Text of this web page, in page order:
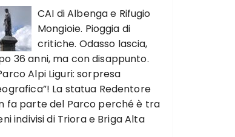
CAI di Albenga e Rifugio
Mongioie. Pioggia di
critiche. Odasso lascia,
36 anni, ma con disappunto.
Alpi Liguri: sorpresa
La statua Redentore
fa parte del Parco perché è tra
indivisi di Triora e Briga Alta